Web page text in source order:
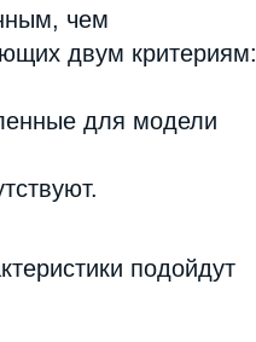
чем
двум критериям:
для модели
подойдут